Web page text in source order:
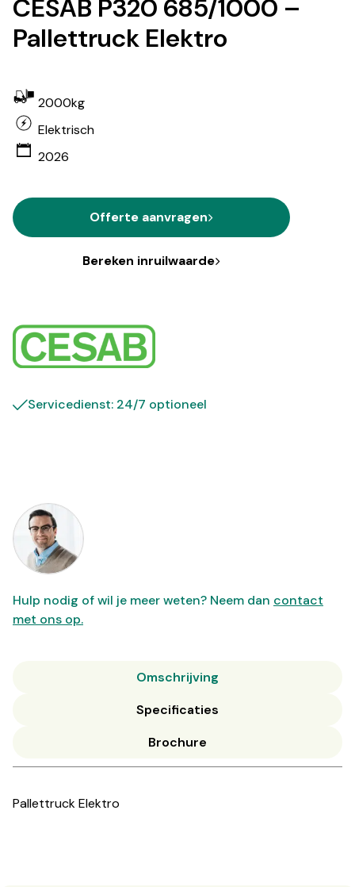
CESAB P320 685/1000 –
Pallettruck Elektro
2000kg
Elektrisch
2026
Offerte aanvragen
Bereken inruilwaarde
Servicedienst: 24/7 optioneel
Hulp nodig of wil je meer weten? Neem dan contact
met ons op.
Omschrijving
Specificaties
Brochure
Pallettruck Elektro